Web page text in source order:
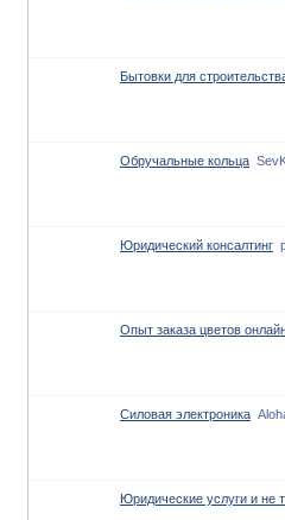
Бытовки для
Обручальные кольца
Юридический консалтинг
Опыт заказа цветов
Силовая электроника
Юридические услуги и не